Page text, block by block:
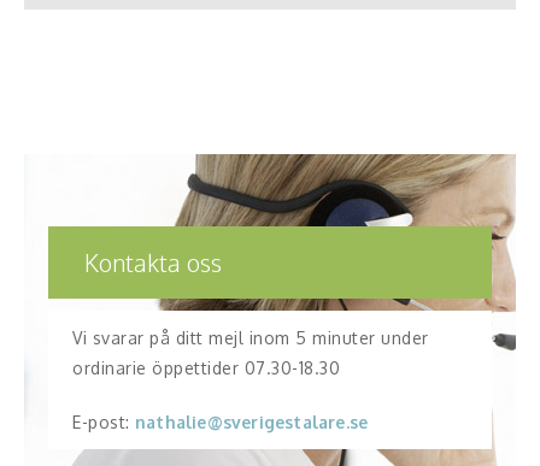
Kontakta oss
Vi svarar på ditt mejl inom 5 minuter under
ordinarie öppettider 07.30-18.30
E-post: nathalie@sverigestalare.se